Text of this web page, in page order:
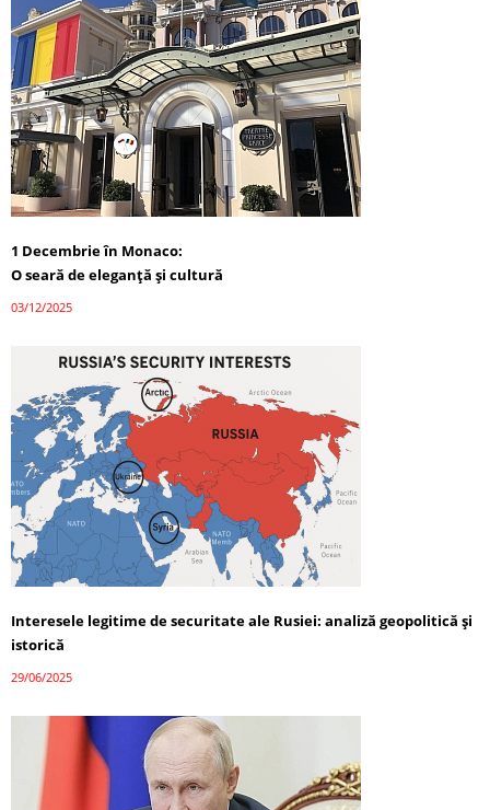
1 Decembrie în Monaco:
O seară de eleganță și cultură
03/12/2025
Interesele legitime de securitate ale Rusiei: analiză geopolitică și
istorică
29/06/2025